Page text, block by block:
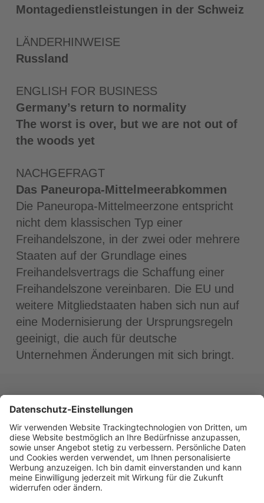
Montagedienstleistungen in der Schweiz
LÄNDERHINWEISE
Russland
ENGLISH FOR BUSINESS
Germany’s return to normality
The worst is over, but we are not out of
the woods yet
NACHGEFRAGT
Das Paneuropa-Mittelmeerabkommen
Die Paneuropa-Mittelmeerzone entspricht
nicht dem klassischen Typ einer
Freihandelszone, in der zwei oder mehrere
Staaten auf der Grundlage eines
Freihandelsvertrags die Schaffung einer
Freihandelszone vereinbaren. Die EU und
weitere Mitgliedstaaten haben sich nun auf
eine Modernisierung der Ursprungsregeln
geeinigt, die auch für deutsche
Unternehmen Änderungen mit sich bringt.